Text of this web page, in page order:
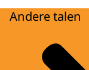
Andere talen